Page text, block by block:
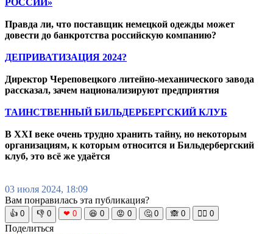
Правда ли, что поставщик немецкой одежды может
довести до банкротства российскую компанию?
ДЕПРИВАТИЗАЦИЯ 2024?
Директор Череповецкого литейно-механического завода
рассказал, зачем национализируют предприятия
ТАИНСТВЕННЫЙ БИЛЬДЕРБЕРГСКИЙ КЛУБ
В XXI веке очень трудно хранить тайну, но некоторым
организациям, к которым относится и Бильдербергский
клуб, это всё же удаётся
03 июля 2024, 18:09
Вам понравилась эта публикация?
👍 0 👎 0 ❤ 0 😆 0 😡 0 🤔 0 🙈 0 🧘‍♀️ 0
Поделиться